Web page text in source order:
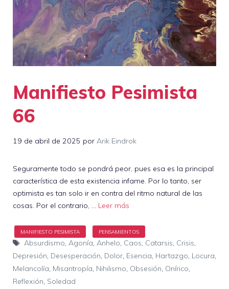
Manifiesto Pesimista
66
19 de abril de 2025 por Arik Eindrok
Seguramente todo se pondrá peor, pues esa es la principal
característica de esta existencia infame. Por lo tanto, ser
optimista es tan solo ir en contra del ritmo natural de las
cosas. Por el contrario, … Leer más
Etiquetas
Absurdismo, Agonía, Anhelo, Caos, Catarsis, Crisis,
Depresión, Desesperación, Dolor, Esencia, Hartazgo, Locura,
Melancolía, Misantropía, Nihilismo, Obsesión, Onírico,
Reflexión, Soledad